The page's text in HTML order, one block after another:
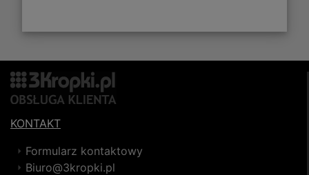
KONTAKT
Formularz kontaktowy
Biuro@3kropki.pl